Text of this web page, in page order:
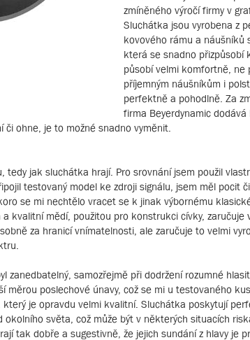
zmíněného výročí firmy v
Sluchátka jsou vyrobena z
kovového rámu a náušníků
která se snadno přizpůsobí
působí velmi komfortně, ne
příjemným náušníkům i
perfektně a pohodlně. Za
firma Beyerdynamic
či ohne, je to možné snadno vyměnit.
jak sluchátka hrají. Pro srovnání jsem použil
testovaný model ke zdroji signálu, jsem měl pocit
se mi nechtělo vracet se k jinak výbornému
a kvalitní mědí, použitou pro konstrukci cívky, zaručuje
za hranicí vnímatelnosti, ale zaručuje to velmi
zanedbatelný, samozřejmě při dodržení rozumné
měrou poslechové únavy, což se mi u testovaného
je opravdu velmi kvalitní. Sluchátka poskytují
okolního světa, což může být v některých situacích
tak dobře a sugestivně, že jejich sundání z hlavy je